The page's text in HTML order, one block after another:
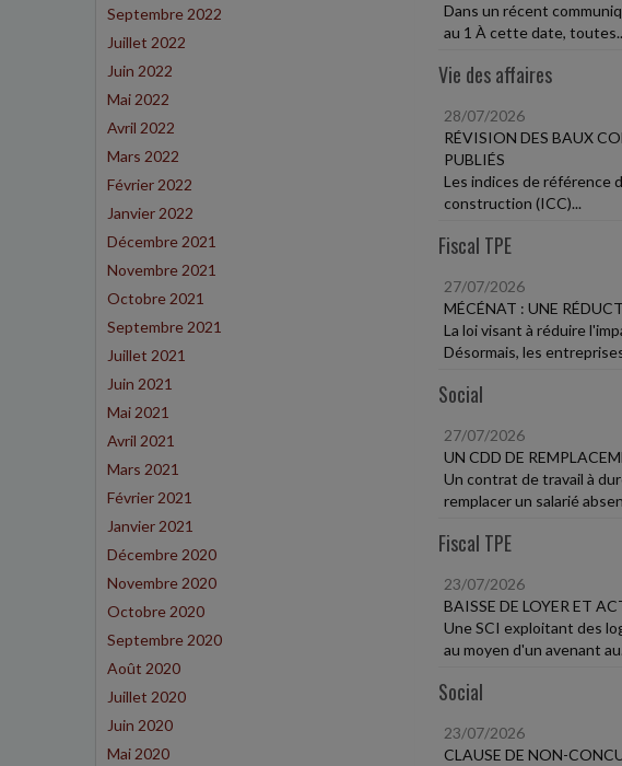
Septembre 2022
Juillet 2022
Juin 2022
Mai 2022
Avril 2022
Mars 2022
Février 2022
Janvier 2022
Décembre 2021
Novembre 2021
Octobre 2021
Septembre 2021
Juillet 2021
Juin 2021
Mai 2021
Avril 2021
Mars 2021
Février 2021
Janvier 2021
Décembre 2020
Novembre 2020
Octobre 2020
Septembre 2020
Août 2020
Juillet 2020
Juin 2020
Mai 2020
Dans un récent
au 1 À cette date,
Vie des affaires
28/07/2026
RÉVISION DES BAUX
PUBLIÉS
Les indices de référence
construction (ICC)...
Fiscal TPE
27/07/2026
MÉCÉNAT : UNE
La loi visant à réduire
Désormais, les
Social
27/07/2026
UN CDD DE
Un contrat de travail à
remplacer un salarié
Fiscal TPE
23/07/2026
BAISSE DE LOYER ET
Une SCI exploitant des
au moyen d'un avenant
Social
23/07/2026
CLAUSE DE NON-